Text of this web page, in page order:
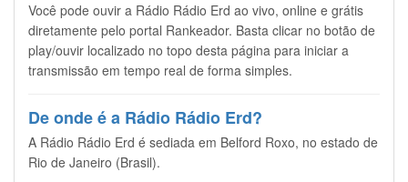
Você pode ouvir a Rádio Rádio Erd ao vivo, online e grátis
diretamente pelo portal Rankeador. Basta clicar no botão de
play/ouvir localizado no topo desta página para iniciar a
transmissão em tempo real de forma simples.
De onde é a Rádio Rádio Erd?
A Rádio Rádio Erd é sediada em Belford Roxo, no estado de
Rio de Janeiro (Brasil).